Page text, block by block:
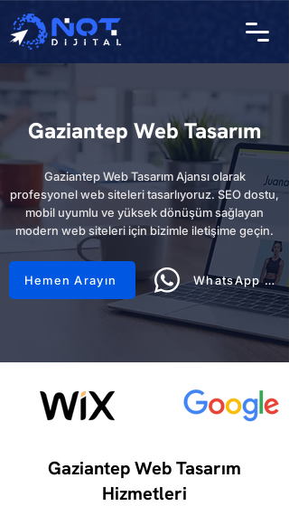
Gaziantep Web Tasarım
Gaziantep Web Tasarım Ajansı olarak
profesyonel web siteleri tasarlıyoruz. SEO dostu,
mobil uyumlu ve yüksek dönüşüm sağlayan
modern web siteleri için bizimle iletişime geçin.
Hemen Arayın WhatsApp Hattı
Gaziantep Web Tasarım
Hizmetleri